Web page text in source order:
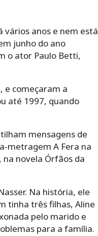
vários anos e nem está
junho do ano
o ator Paulo Betti,
e começaram a
até 1997, quando
mensagens de
metragem A Fera na
novela Órfãos da
Na história, ele
tinha três filhas, Aline
pelo marido e
para a família.